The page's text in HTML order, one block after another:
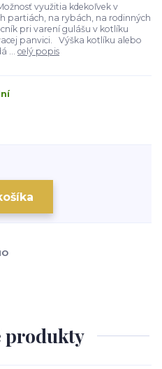
využitia kdekoľvek v
partiách, na rybách, na rodinných
pri varení gulášu v kotlíku
panvici. Výška kotlíku alebo
... celý popis
produkty